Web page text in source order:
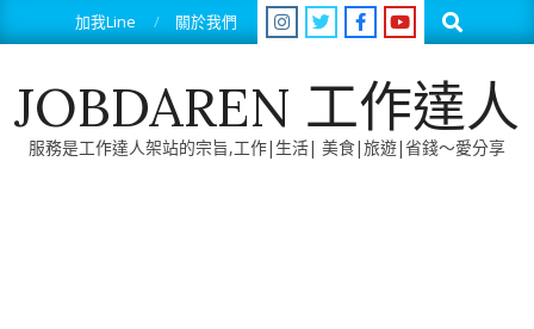
to
加我Line 關於我們 Search
JOBDAREN 工作達人
服務是工作達人架站的宗旨,工作|生活| 美食|旅遊|省錢～愛分享